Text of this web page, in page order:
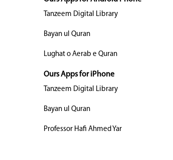
Tanzeem Digital Library
Bayan ul Quran
Lughat o Aerab e Quran
Ours Apps for iPhone
Tanzeem Digital Library
Bayan ul Quran
Professor Hafi Ahmed Yar